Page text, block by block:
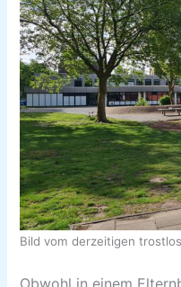
Bild vom derzeitigen